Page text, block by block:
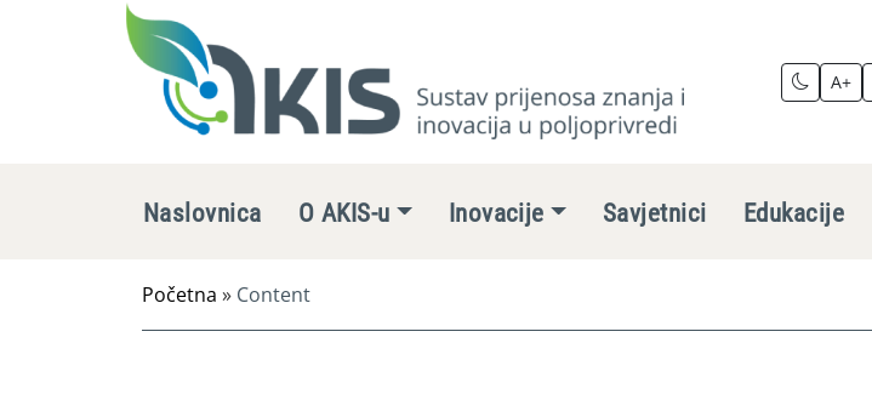
A+
Naslovnica O AKIS-u Inovacije Savjetnici Edukacije
Početna » Content